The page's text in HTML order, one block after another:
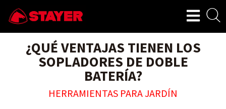
¿QUÉ VENTAJAS TIENEN LOS
SOPLADORES DE DOBLE
BATERÍA?
HERRAMIENTAS PARA JARDÍN